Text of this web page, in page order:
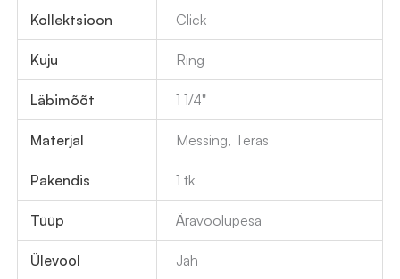
Kollektsioon Click
Kuju Ring
Läbimõõt 1 1/4"
Materjal Messing, Teras
Pakendis 1 tk
Tüüp Äravoolupesa
Ülevool Jah